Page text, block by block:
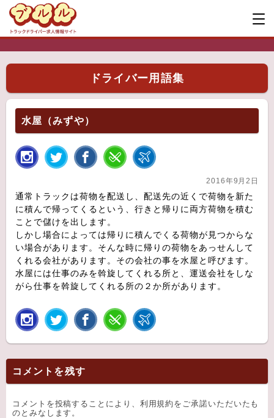
ドライバー用語集
水屋（みずや）
2016年9月2日
通常トラックは荷物を配送し、配送先の近くで荷物を新た
に積んで帰ってくるという、行きと帰りに両方荷物を積む
ことで儲けを出します。
しかし場合によっては帰りに積んでくる荷物が見つからな
い場合があります。そんな時に帰りの荷物をあっせんして
くれる会社があります。その会社の事を水屋と呼びます。
水屋には仕事のみを斡旋してくれる所と、運送会社をしな
がら仕事を斡旋してくれる所の２か所があります。
コメントを残す
コメントを投稿することにより、利用規約をご承諾いただいたも
のとみなします。